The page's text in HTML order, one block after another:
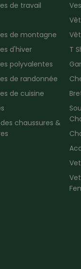
de travail
de montagne
d'hiver
polyvalentes
de randonnée
de cuisine
chaussures &
T